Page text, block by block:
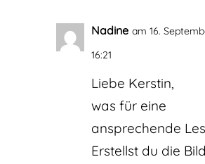
Nadine am 16.
16:21
Liebe Kerstin,
was für eine
ansprechende
Erstellst du die